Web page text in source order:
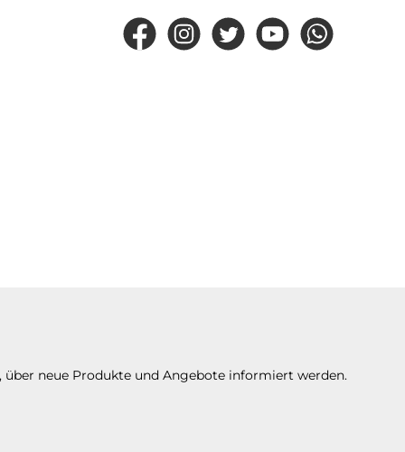
FacebookInstagramTwitter YouTubeWhatsApp
neue Produkte und Angebote informiert werden.